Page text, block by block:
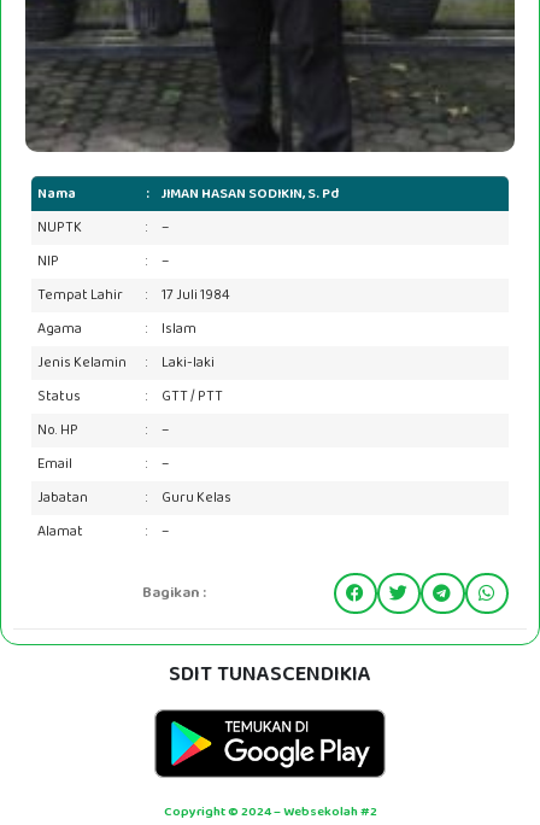
Nama : JIMAN HASAN SODIKIN, S. Pd
NUPTK
:
–
NIP
:
–
Tempat Lahir
:
17 Juli 1984
Agama
:
Islam
Jenis Kelamin
:
Laki-laki
Status
:
GTT / PTT
No. HP
:
–
Email
:
–
Jabatan
:
Guru Kelas
Alamat
: –
Bagikan :
SDIT TUNASCENDIKIA
Copyright © 2024 – Websekolah #2